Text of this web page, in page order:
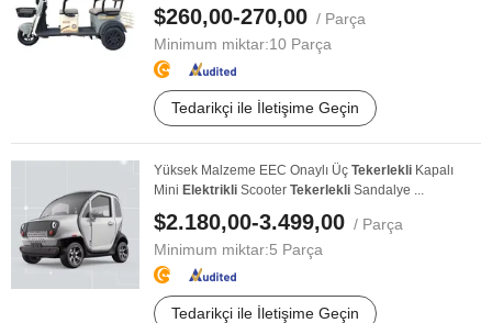
$260,00-270,00 / Parça
Minimum miktar:10 Parça
Tedarikçi ile İletişime Geçin
Yüksek Malzeme EEC Onaylı Üç Tekerlekli Kapalı
Mini Elektrikli Scooter Tekerlekli Sandalye ...
$2.180,00-3.499,00 / Parça
Minimum miktar:5 Parça
Tedarikçi ile İletişime Geçin